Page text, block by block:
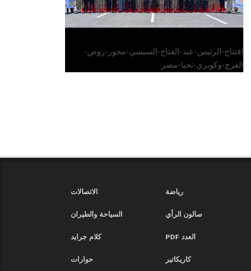
افتتاح-الرئيس-عبد-الفتاح-السيسي-محور-روض-
الفرج-وكوبري-تحيا-مصر
رياضة
الاتصالات
صالون الرأي
السياحة والطيران
العدد PDF
كلام جرايد
كاريكاتير
حوارات